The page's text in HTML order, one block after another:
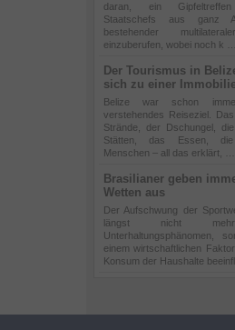
daran, ein Gipfeltreffen
Staatschefs aus ganz
bestehender
einzuberufen, wobei noch k …
Der Tourismus in
sich zu einer
Belize war schon
verstehendes Reiseziel.
Strände, der Dschungel,
Stätten, das Essen,
Menschen – all das erklärt, …
Brasilianer geben
Wetten aus
Der Aufschwung der
längst nicht
Unterhaltungsphänomen,
einem wirtschaftlichen
Konsum der Haushalte